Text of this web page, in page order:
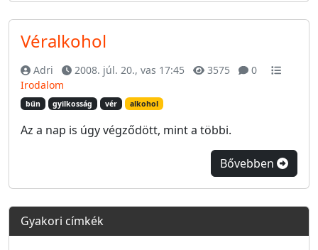
Véralkohol
Adri 2008. júl. 20., vas 17:45 3575
0
Irodalom
bűn gyilkosság vér alkohol
Az a nap is úgy végződött, mint a többi.
Bővebben
Gyakori címkék